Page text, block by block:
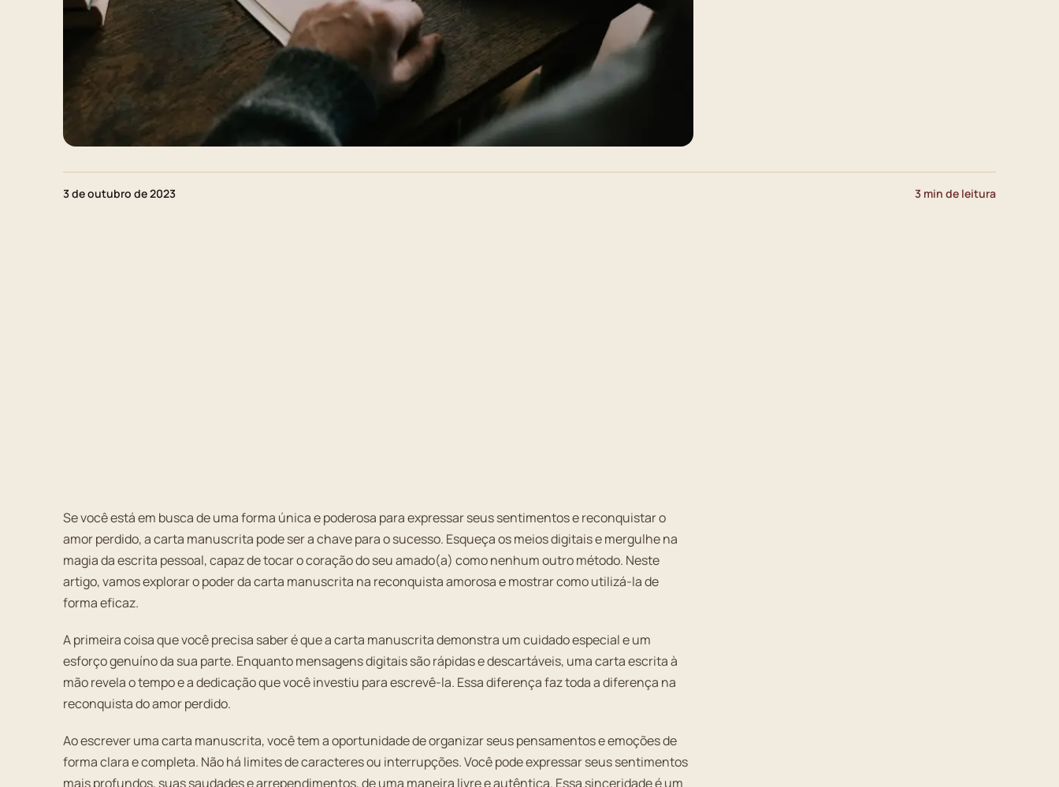
3 de outubro de 2023 3 min de leitura
Se você está em busca de uma forma única e poderosa para expressar seus sentimentos e reconquistar o
amor perdido, a carta manuscrita pode ser a chave para o sucesso. Esqueça os meios digitais e mergulhe na
magia da escrita pessoal, capaz de tocar o coração do seu amado(a) como nenhum outro método. Neste
artigo, vamos explorar o poder da carta manuscrita na reconquista amorosa e mostrar como utilizá-la de
forma eficaz.
A primeira coisa que você precisa saber é que a carta manuscrita demonstra um cuidado especial e um
esforço genuíno da sua parte. Enquanto mensagens digitais são rápidas e descartáveis, uma carta escrita à
mão revela o tempo e a dedicação que você investiu para escrevê-la. Essa diferença faz toda a diferença na
reconquista do amor perdido.
Ao escrever uma carta manuscrita, você tem a oportunidade de organizar seus pensamentos e emoções de
forma clara e completa. Não há limites de caracteres ou interrupções. Você pode expressar seus sentimentos
mais profundos, suas saudades e arrependimentos, de uma maneira livre e autêntica. Essa sinceridade é um